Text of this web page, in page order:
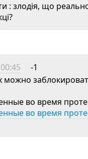
: злодія, що
-1
можно
во время
во время